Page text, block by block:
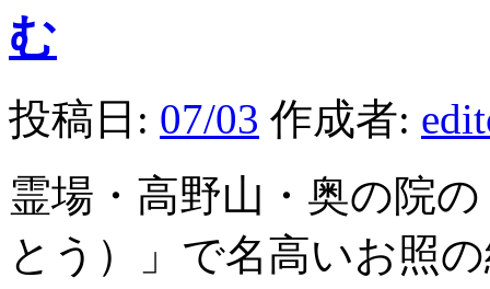
む
投稿日: 07/03 作成者:
霊場・高野山・奥の院
とう）」で名高いお照